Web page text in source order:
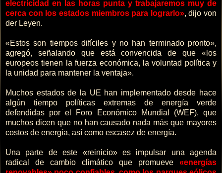
electricidad en las horas punta y trabajaremos muy de
cerca con los estados miembros para lograrlo», dijo von
der Leyen.
«Estos son tiempos difíciles y no han terminado pronto»,
agregó, señalando que está convencida de que «los
europeos tienen la fuerza económica, la voluntad política y
la unidad para mantener la ventaja».
Muchos estados de la UE han implementado desde hace
algún tiempo políticas extremas de energía verde
defendidas por el Foro Económico Mundial (WEF), que
muchos dicen que no han causado nada más que mayores
costos de energía, así como escasez de energía.
Una parte de este «reinicio» es impulsar una agenda
radical de cambio climático que promueve «energías